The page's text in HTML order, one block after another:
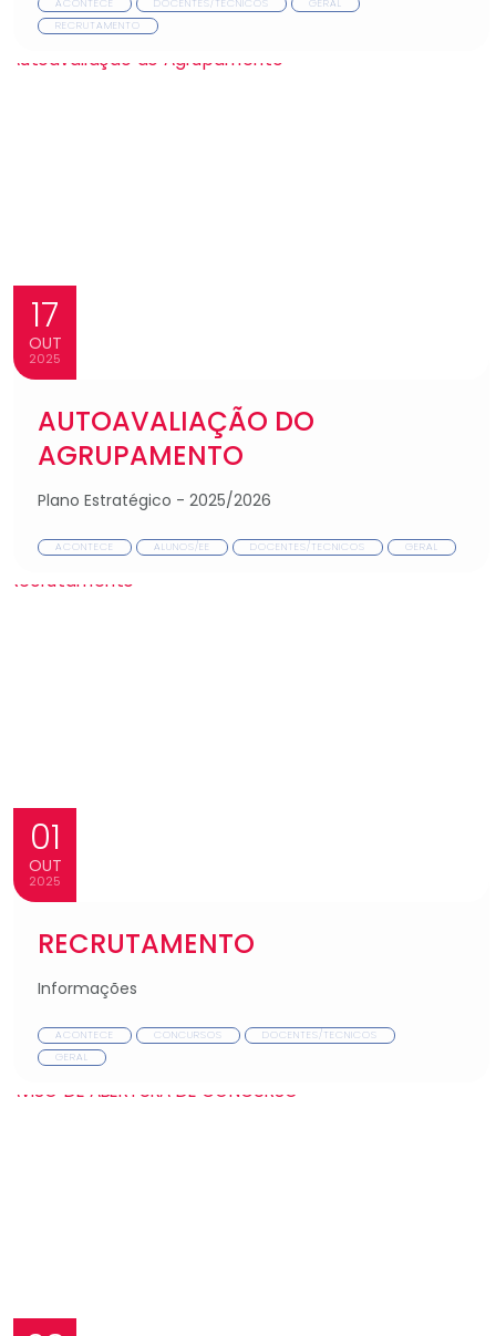
RECRUTAMENTO
17
OUT
2025
AUTOAVALIAÇÃO DO
AGRUPAMENTO
Plano Estratégico - 2025/2026
ACONTECE ALUNOS/EE DOCENTES/TECNICOS GERAL
01
OUT
2025
RECRUTAMENTO
Informações
ACONTECE CONCURSOS
DOCENTES/TECNICOS
GERAL